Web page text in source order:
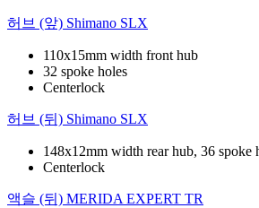
허브 (앞) Shimano SLX
110x15mm width front hub
32 spoke holes
Centerlock
허브 (뒤) Shimano SLX
148x12mm width rear hub, 36 spoke
Centerlock
액슬 (뒤) MERIDA EXPERT TR